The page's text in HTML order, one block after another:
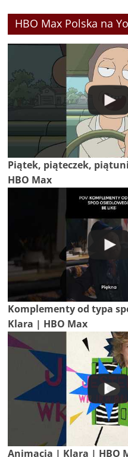
HBO Max Polska na
Piątek, piąteczek,
HBO Max
Komplementy od typa
Klara | HBO Max
Animacja | Klara | HBO